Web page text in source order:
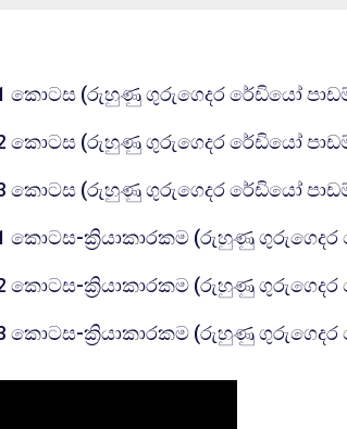
කොටස (රුහුණු ගුරුගෙදර රේඩියෝ
කොටස (රුහුණු ගුරුගෙදර රේඩියෝ
කොටස (රුහුණු ගුරුගෙදර රේඩියෝ
කොටස-ක්‍රියාකාරකම (රුහුණු ගුරුගෙදර
කොටස-ක්‍රියාකාරකම (රුහුණු ගුරුගෙදර
කොටස-ක්‍රියාකාරකම (රුහුණු ගුරුගෙදර